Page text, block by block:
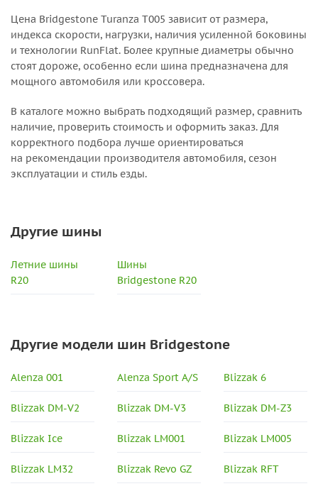
Цена Bridgestone Turanza T005 зависит от размера,
индекса скорости, нагрузки, наличия усиленной боковины
и технологии RunFlat. Более крупные диаметры обычно
стоят дороже, особенно если шина предназначена для
мощного автомобиля или кроссовера.
В каталоге можно выбрать подходящий размер, сравнить
наличие, проверить стоимость и оформить заказ. Для
корректного подбора лучше ориентироваться
на рекомендации производителя автомобиля, сезон
эксплуатации и стиль езды.
Другие шины
Летние шины
R20
Шины
Bridgestone R20
Другие модели шин Bridgestone
Alenza 001 Alenza Sport A/S Blizzak 6
Blizzak DM-V2 Blizzak DM-V3 Blizzak DM-Z3
Blizzak Ice Blizzak LM001 Blizzak LM005
Blizzak LM32 Blizzak Revo GZ Blizzak RFT